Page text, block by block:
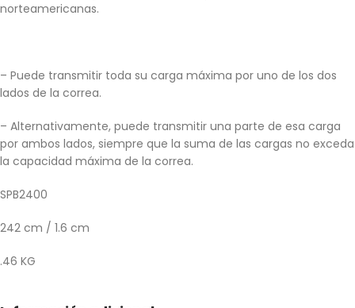
norteamericanas.
– Puede transmitir toda su carga máxima por uno de los dos
lados de la correa.
– Alternativamente, puede transmitir una parte de esa carga
por ambos lados, siempre que la suma de las cargas no exceda
la capacidad máxima de la correa.
SPB2400
242 cm / 1.6 cm
.46 KG